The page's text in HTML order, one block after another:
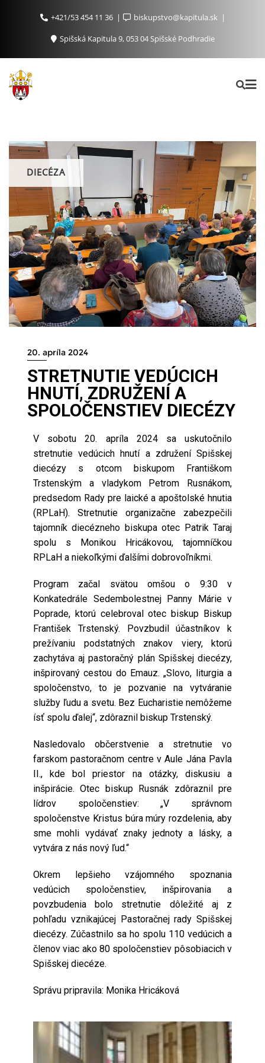
+421/53 454 11 36
biskupstvo@kapitula.sk
Spišská Kapitula 9, 053 04 Spišské Podhradie
DIECÉZA
20. apríla 2024
STRETNUTIE VEDÚCICH
HNUTÍ, ZDRUŽENÍ A
SPOLOČENSTIEV DIECÉZY
V sobotu 20. apríla 2024 sa uskutočnilo
stretnutie vedúcich hnutí a združení Spišskej
diecézy s otcom biskupom Františkom
Trstenským a vladykom Petrom Rusnákom,
predsedom Rady pre laické a apoštolské hnutia
(RPLaH). Stretnutie organizačne zabezpečili
tajomník diecézneho biskupa otec Patrik Taraj
spolu s Monikou Hricákovou, tajomníčkou
RPLaH a niekoľkými ďalšími dobrovoľníkmi.
Program začal svätou omšou o 9:30 v
Konkatedrále Sedembolestnej Panny Márie v
Poprade, ktorú celebroval otec biskup Biskup
František Trstenský. Povzbudil účastníkov k
prežívaniu podstatných znakov viery, ktorú
zachytáva aj pastoračný plán Spišskej diecézy,
inšpirovaný cestou do Emauz. „Slovo, liturgia a
spoločenstvo, to je pozvanie na vytváranie
služby ľudu a svetu. Bez Eucharistie nemôžeme
ísť spolu ďalej“, zdôraznil biskup Trstenský.
Nasledovalo občerstvenie a stretnutie vo
farskom pastoračnom centre v Aule Jána Pavla
II., kde bol priestor na otázky, diskusiu a
inšpirácie. Otec biskup Rusnák zdôraznil pre
lídrov spoločenstiev: „V správnom
spoločenstve Kristus búra múry rozdelenia, aby
sme mohli vydávať znaky jednoty a lásky, a
vytvára z nás nový ľud.“
Okrem lepšieho vzájomného spoznania
vedúcich spoločenstiev, inšpirovania a
povzbudenia bolo stretnutie dôležité aj z
pohľadu vznikajúcej Pastoračnej rady Spišskej
diecézy. Zúčastnilo sa ho spolu 110 vedúcich a
členov viac ako 80 spoločenstiev pôsobiacich v
Spišskej diecéze.
Správu pripravila: Monika Hricáková